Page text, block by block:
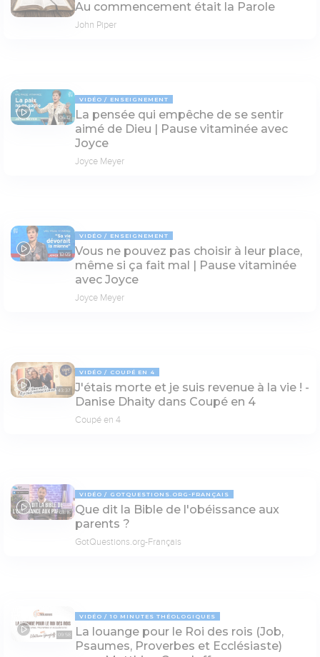
Au commencement était la Parole
John Piper
06:12
VIDÉO ENSEIGNEMENT
La pensée qui empêche de se sentir
aimé de Dieu | Pause vitaminée avec
Joyce
Joyce Meyer
10:05
VIDÉO ENSEIGNEMENT
Vous ne pouvez pas choisir à leur place,
même si ça fait mal | Pause vitaminée
avec Joyce
Joyce Meyer
43:37
VIDÉO COUPÉ EN 4
J'étais morte et je suis revenue à la vie ! -
Danise Dhaity dans Coupé en 4
Coupé en 4
03:15
VIDÉO GOTQUESTIONS.ORG-FRANÇAIS
Que dit la Bible de l'obéissance aux
parents ?
GotQuestions.org-Français
09:58
VIDÉO 10 MINUTES THÉOLOGIQUES
La louange pour le Roi des rois (Job,
Psaumes, Proverbes et Ecclésiaste)